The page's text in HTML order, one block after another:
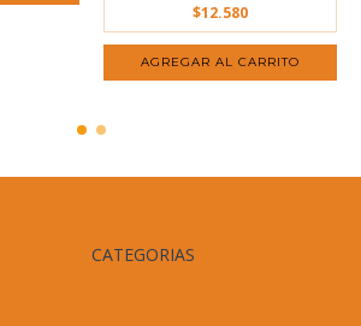
$12.580
CATEGORIAS